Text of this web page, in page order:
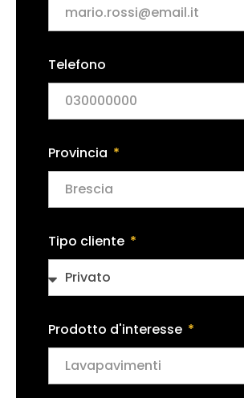
Telefono
Provincia
Tipo cliente
Prodotto d'interesse